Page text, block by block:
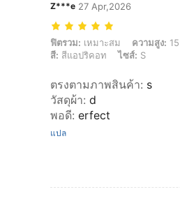
Z***e 27 Apr,2026
ฟิตรวม: เหมาะสม, ความสูง: 155
ฟิตรวม: เหมาะสม ความสูง:
สี: สีแอปริคอท ไซส์: S
ตรงตามภาพสินค้า: s
วัสดุผ้า: d
พอดี: erfect
แปล